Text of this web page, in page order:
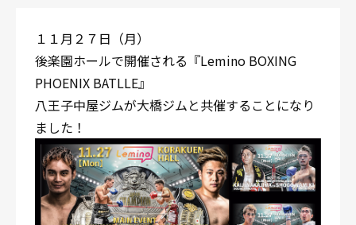
〒192-0072 東京都八王子市南町3-8 第2原嶋ビル1F
Tel/Fax：042-622-7222
営業時間：月〜土 14:00〜22:00 / 日・祝 14:00〜19:00
１１月２７日（月）
後楽園ホールで開催される『Lemino BOXING
PHOENIX BATLLE』
八王子中屋ジムが大橋ジムと共催することになり
ました！